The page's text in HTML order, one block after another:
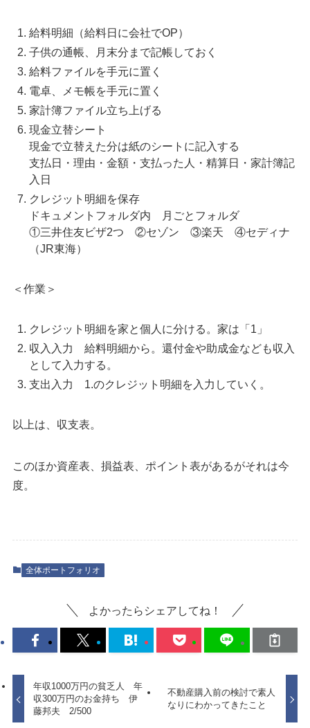
給料明細（給料日に会社でOP）
子供の通帳、月末分まで記帳しておく
給料ファイルを手元に置く
電卓、メモ帳を手元に置く
家計簿ファイル立ち上げる
現金立替シート
現金で立替えた分は紙のシートに記入する
支払日・理由・金額・支払った人・精算日・家計簿記
入日
クレジット明細を保存
ドキュメントフォルダ内 月ごとフォルダ
①三井住友ビザ2つ ②セゾン ③楽天 ④セディナ
（JR東海）
＜作業＞
クレジット明細を家と個人に分ける。家は「1」
収入入力 給料明細から。還付金や助成金なども収入
として入力する。
支出入力 1.のクレジット明細を入力していく。
以上は、収支表。
このほか資産表、損益表、ポイント表があるがそれは今
度。
全体ポートフォリオ
よかったらシェアしてね！
年収1000万円の貧乏人 年
収300万円のお金持ち 伊
藤邦夫 2/500
不動産購入前の検討で素人
なりにわかってきたこと